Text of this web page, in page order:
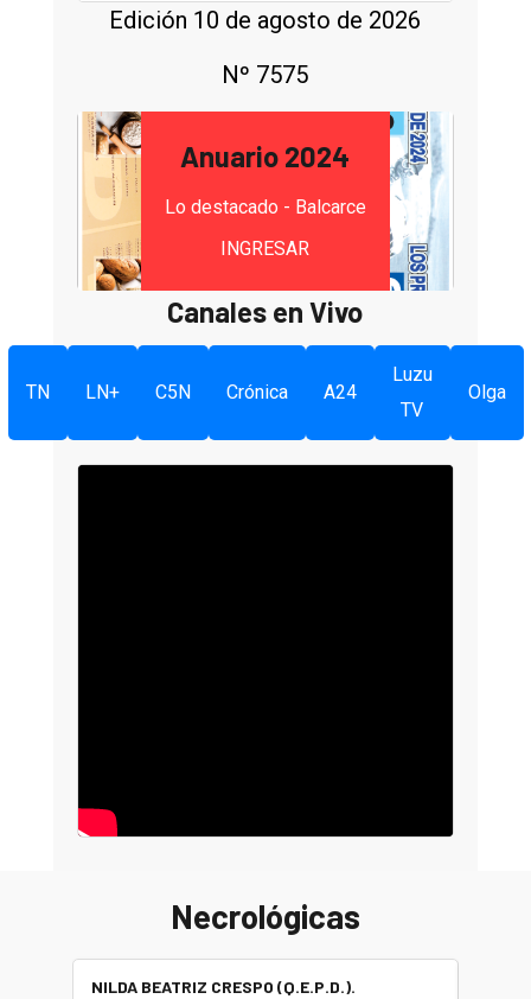
Edición 10 de agosto de 2026
Nº 7575
Anuario 2024
Lo destacado - Balcarce
INGRESAR
Canales en Vivo
TN LN+ C5N Crónica A24
Luzu
TV
Olga
Necrológicas
NILDA BEATRIZ CRESPO (Q.E.P.D.).